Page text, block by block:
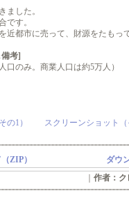
ました。
です。
近都市に売って、財源をたもっ
考]
口のみ。商業人口は約5万人）
の1）
スクリーンショット（
ZIP）
ダウ
作者：ク